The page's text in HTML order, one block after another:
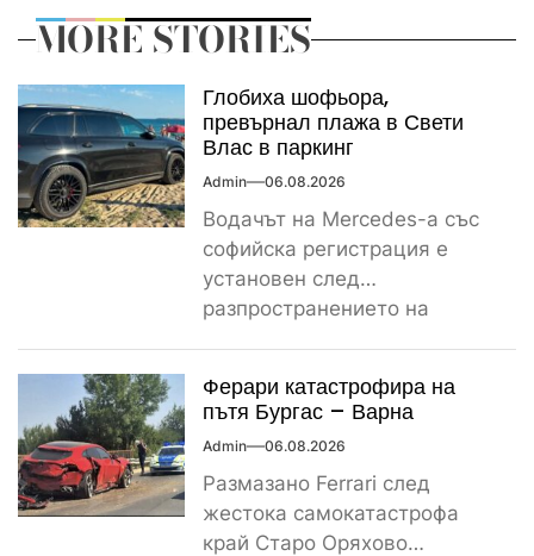
MORE STORIES
Глобиха шофьора,
превърнал плажа в Свети
Влас в паркинг
Admin 06.08.2026
Водачът на Mercedes-а със
софийска регистрация е
установен след
разпространението на
1000...
Ферари катастрофира на
пътя Бургас – Варна
Admin 06.08.2026
Размазано Ferrari след
жестока самокатастрофа
край Старо Оряхово